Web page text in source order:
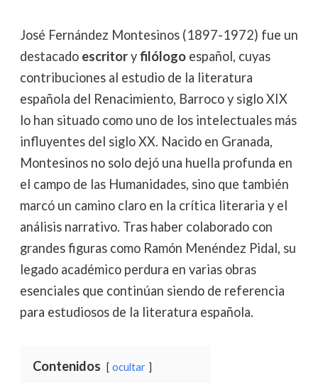
José Fernández Montesinos (1897-1972) fue un
destacado escritoryfilólogoespañol, cuyas
contribuciones al estudio de la literatura
española del Renacimiento, Barroco y siglo XIX
lo han situado como uno de los intelectuales más
influyentes del siglo XX. Nacido en Granada,
Montesinos no solo dejó una huella profunda en
el campo de las Humanidades, sino que también
marcó un camino claro en la crítica literaria y el
análisis narrativo. Tras haber colaborado con
grandes figuras como Ramón Menéndez Pidal, su
legado académico perdura en varias obras
esenciales que continúan siendo de referencia
para estudiosos de la literatura española.
Contenidos ocultar